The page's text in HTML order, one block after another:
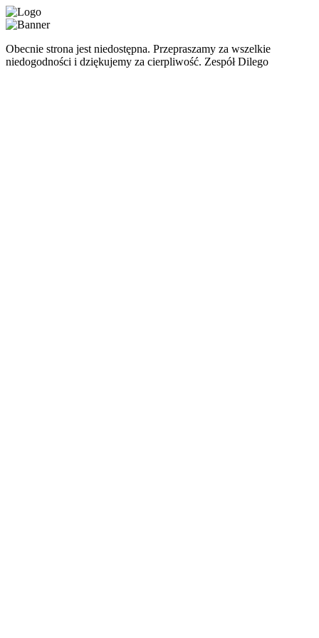
Obecnie strona jest niedostępna. Przepraszamy za wszelkie
niedogodności i dziękujemy za cierpliwość. Zespół Dilego